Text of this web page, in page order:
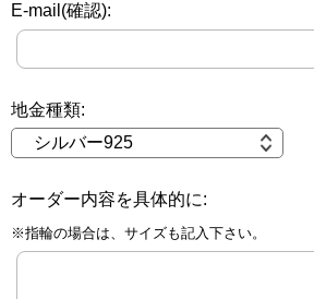
E-mail(確認):
地金種類:
オーダー内容を具体的に:
※指輪の場合は、サイズも記入下さい。